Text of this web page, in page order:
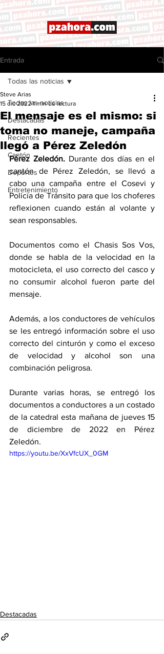
Entrada
Todas las noticias
Destacadas
Recientes
Cantón
Deportes
Entretenimiento
Todas las noticias
El mensaje es el mismo: si
toma no maneje, campaña
llegó a Pérez Zeledón
Steve Arias
15 dic 2022 1 min de lectura
Pérez Zeledón. Durante dos días en el
cantón de Pérez Zeledón, se llevó a
cabo una campaña entre el Cosevi y
Policía de Tránsito para que los choferes
reflexionen cuando están al volante y
sean responsables.
Documentos como el Chasis Sos Vos,
donde se habla de la velocidad en la
motocicleta, el uso correcto del casco y
no consumir alcohol fueron parte del
mensaje.
Además, a los conductores de vehículos
se les entregó información sobre el uso
correcto del cinturón y como el exceso
de velocidad y alcohol son una
combinación peligrosa.
Durante varias horas, se entregó los
documentos a conductores a un costado
de la catedral esta mañana de jueves 15
de diciembre de 2022 en Pérez
Zeledón.
https://youtu.be/XxVfcUX_0GM
Destacadas